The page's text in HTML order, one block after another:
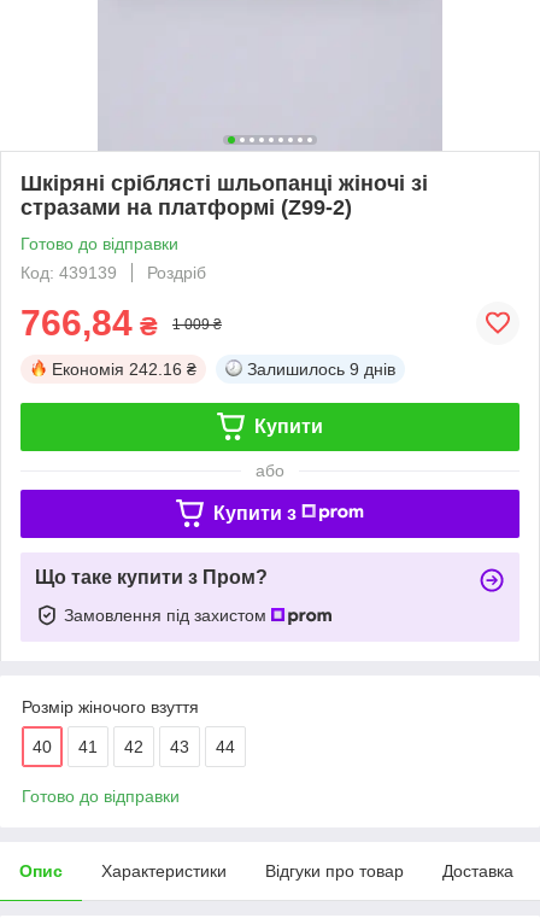
Шкіряні сріблясті шльопанці жіночі зі
стразами на платформі (Z99-2)
Готово до відправки
Код: 439139
Роздріб
766,84 ₴ 1 009 ₴
Економія 242.16 ₴ Залишилось 9 днів
Купити
або
Купити з
Що таке купити з Пром?
Замовлення під захистом
Розмір жіночого взуття
40 41 42 43 44
Готово до відправки
Опис Характеристики Відгуки про товар Доставка